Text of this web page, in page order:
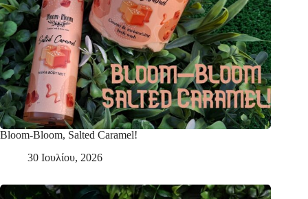
Bloom-Bloom, Salted Caramel!
30 Ιουλίου, 2026